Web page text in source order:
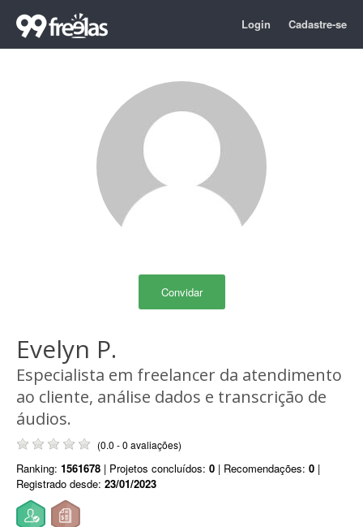
Login Cadastre-se
Convidar
Evelyn P.
Especialista em freelancer da atendimento
ao cliente, análise dados e transcrição de
áudios.
(0.0 - 0 avaliações)
Ranking: 1561678 | Projetos concluídos: 0 | Recomendações: 0 |
Registrado desde: 23/01/2023